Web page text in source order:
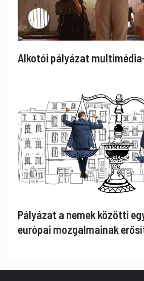
Alkotói pályázat
Pályázat a nemek közötti
európai mozgalmainak